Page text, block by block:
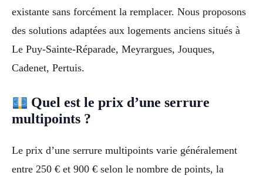
existante sans forcément la remplacer. Nous proposons
des solutions adaptées aux logements anciens situés à
Le Puy-Sainte-Réparade, Meyrargues, Jouques,
Cadenet, Pertuis.
Quel est le prix d’une serrure
multipoints ?
Le prix d’une serrure multipoints varie généralement
entre 250 € et 900 € selon le nombre de points, la